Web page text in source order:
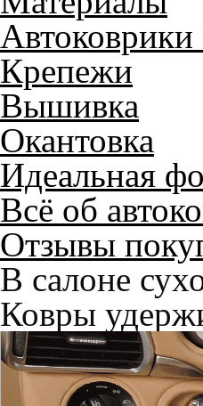
Крепежи
Вышивка
Окантовка
Идеальная
Всё об
Отзывы
Служат до 10
Только